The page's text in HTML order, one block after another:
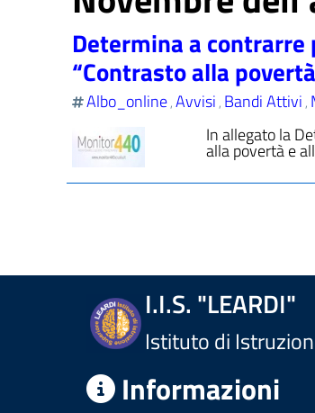
Determina a
“Contrasto alla
Albo_online,Avvisi, Bandi Attivi,
In allegato la
alla povertà e
I.I.S. "LEARDI"
Istituto di
Informazioni